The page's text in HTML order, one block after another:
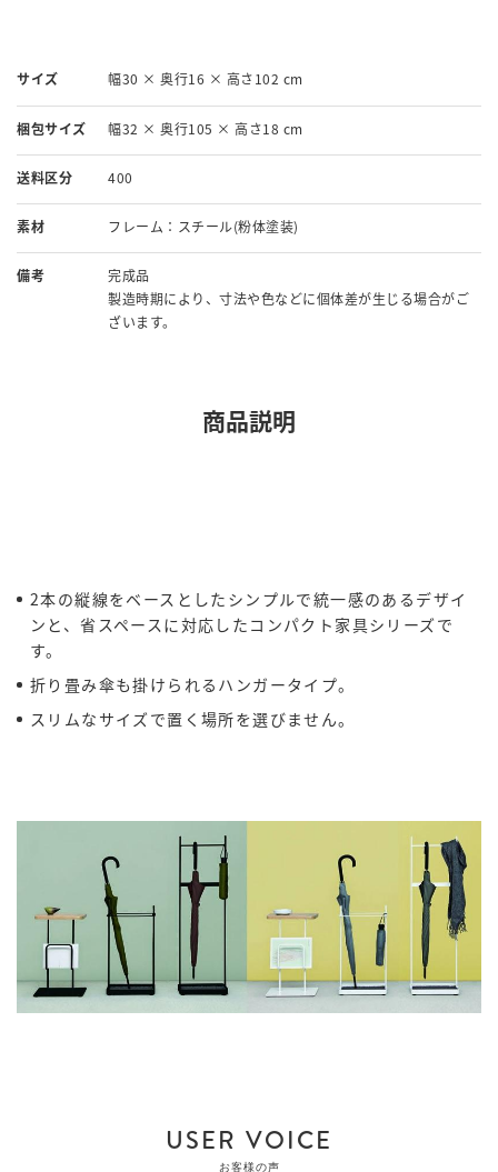
サイズ 幅30 × 奥行16 × 高さ102 cm
梱包サイズ 幅32 × 奥行105 × 高さ18 cm
送料区分 400
素材 フレーム：スチール(粉体塗装)
備考
完成品
製造時期により、寸法や色などに個体差が生じる場合がご
ざいます。
商品説明
2本の縦線をベースとしたシンプルで統一感のあるデザイ
ンと、省スペースに対応したコンパクト家具シリーズで
す。
折り畳み傘も掛けられるハンガータイプ。
スリムなサイズで置く場所を選びません。
USER VOICE
お客様の声